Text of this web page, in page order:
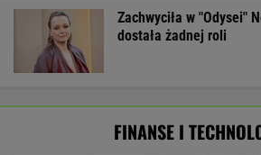
Zachwyciła w "Odysei"
dostała żadnej roli
FINANSE I